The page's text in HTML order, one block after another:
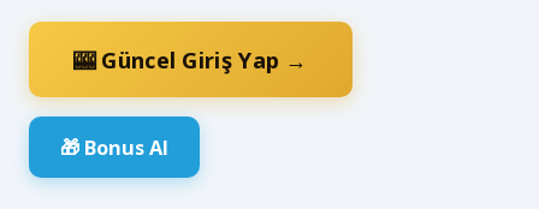
🎰 Güncel Giriş Yap →
🎁 Bonus Al